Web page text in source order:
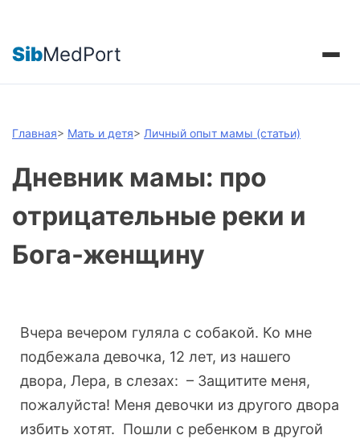
SibMedPort
Главная> Мать и детя> Личный опыт мамы (статьи)
Дневник мамы: про
отрицательные реки и
Бога-женщину
Вчера вечером гуляла с собакой. Ко мне
подбежала девочка, 12 лет, из нашего
двора, Лера, в слезах: – Защитите меня,
пожалуйста! Меня девочки из другого двора
избить хотят. Пошли с ребенком в другой